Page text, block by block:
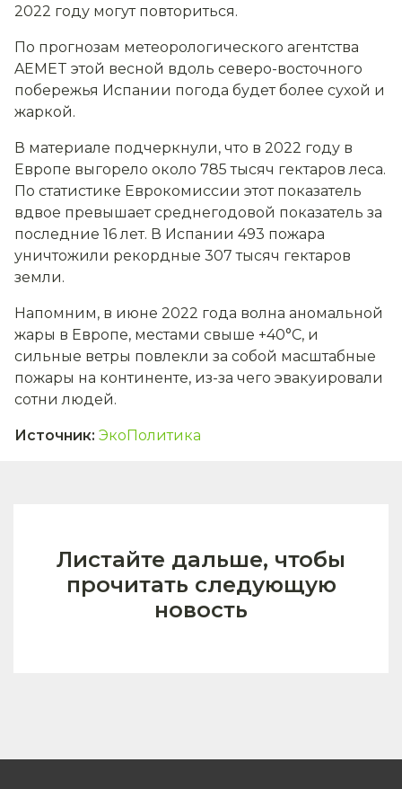
2022 году могут повториться.
По прогнозам метеорологического агентства
AEMET этой весной вдоль северо-восточного
побережья Испании погода будет более сухой и
жаркой.
В материале подчеркнули, что в 2022 году в
Европе выгорело около 785 тысяч гектаров леса.
По статистике Еврокомиссии этот показатель
вдвое превышает среднегодовой показатель за
последние 16 лет. В Испании 493 пожара
уничтожили рекордные 307 тысяч гектаров
земли.
Напомним, в июне 2022 года волна аномальной
жары в Европе, местами свыше +40°C, и
сильные ветры повлекли за собой масштабные
пожары на континенте, из-за чего эвакуировали
сотни людей.
Источник: ЭкоПолитика
Листайте дальше, чтобы
прочитать следующую
новость